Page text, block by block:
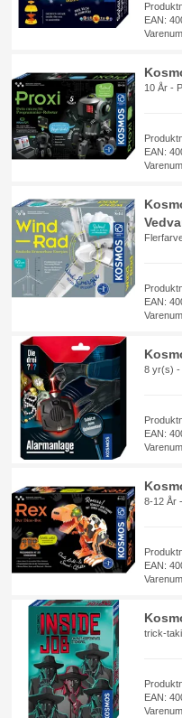
EAN:
10 År -
EAN:
EAN:
8 yr(s) -
EAN:
8-12 År
EAN:
trick-
EAN: